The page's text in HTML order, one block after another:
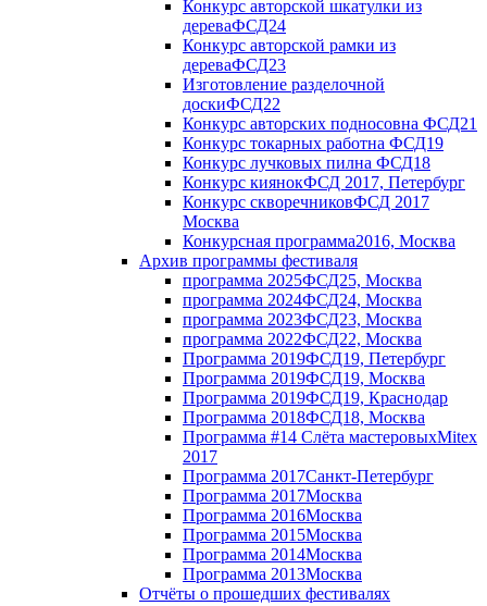
Конкурс авторской шкатулки из
дереваФСД24
Конкурс авторской рамки из
дереваФСД23
Изготовление разделочной
доскиФСД22
Конкурс авторских подносовна ФСД21
Конкурс токарных работна ФСД19
Конкурс лучковых пилна ФСД18
Конкурс киянокФСД 2017, Петербург
Конкурс скворечниковФСД 2017
Москва
Конкурсная программа2016, Москва
Архив программы фестиваля
программа 2025ФСД25, Москва
программа 2024ФСД24, Москва
программа 2023ФСД23, Москва
программа 2022ФСД22, Москва
Программа 2019ФСД19, Петербург
Программа 2019ФСД19, Москва
Программа 2019ФСД19, Краснодар
Программа 2018ФСД18, Москва
Программа #14 Слёта мастеровыхMitex
2017
Программа 2017Санкт-Петербург
Программа 2017Москва
Программа 2016Москва
Программа 2015Москва
Программа 2014Москва
Программа 2013Москва
Отчёты о прошедших фестивалях